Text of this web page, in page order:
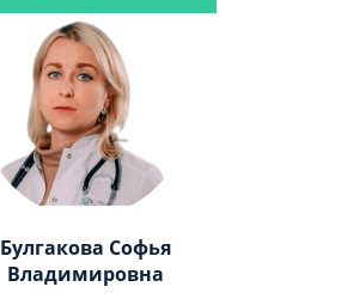
Булгакова Софья
Владимировна